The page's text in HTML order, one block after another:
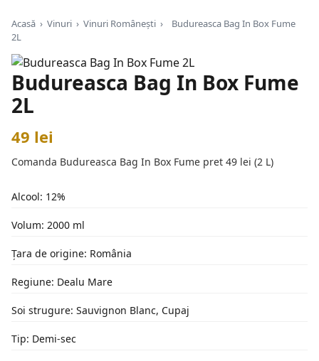
Acasă › Vinuri › Vinuri Românești ›
Budureasca Bag In Box Fume
2L
Budureasca Bag In Box Fume
2L
49 lei
Comanda Budureasca Bag In Box Fume pret 49 lei (2 L)
Alcool: 12%
Volum: 2000 ml
Țara de origine: România
Regiune: Dealu Mare
Soi strugure: Sauvignon Blanc, Cupaj
Tip: Demi-sec